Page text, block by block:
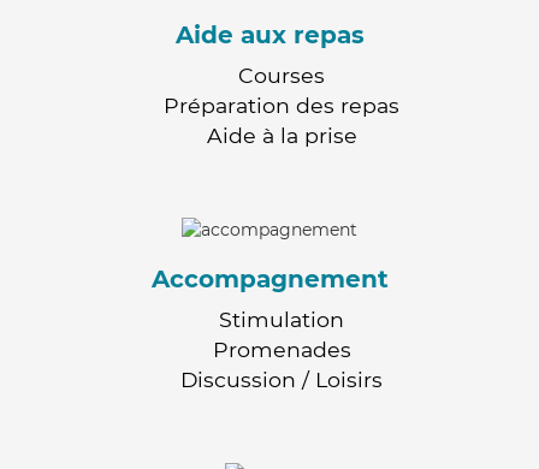
Aide aux repas
Courses
Préparation des repas
Aide à la prise
Accompagnement
Stimulation
Promenades
Discussion / Loisirs